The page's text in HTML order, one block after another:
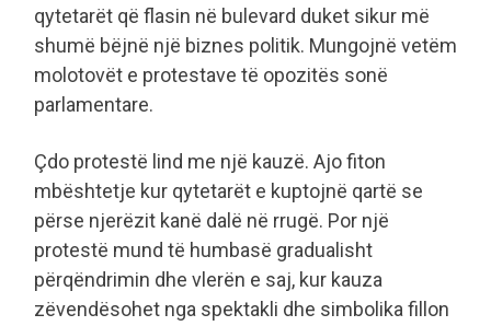
qytetarët që flasin në bulevard duket sikur më
shumë bëjnë një biznes politik. Mungojnë vetëm
molotovët e protestave të opozitës sonë
parlamentare.
Çdo protestë lind me një kauzë. Ajo fiton
mbështetje kur qytetarët e kuptojnë qartë se
përse njerëzit kanë dalë në rrugë. Por një
protestë mund të humbasë gradualisht
përqëndrimin dhe vlerën e saj, kur kauza
zëvendësohet nga spektakli dhe simbolika fillon